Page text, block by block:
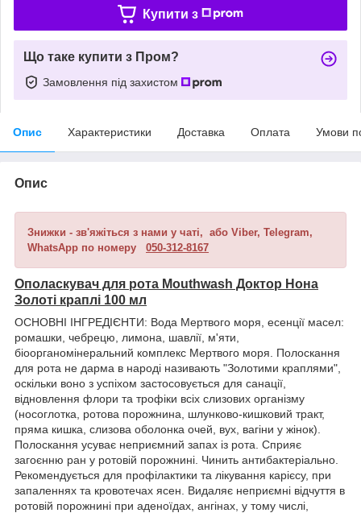
Купити з
Що таке купити з Пром?
Замовлення під захистом
Опис Характеристики Доставка Оплата Умови
Опис
Знижки - зв'яжіться з нами у чаті, або Viber, Telegram,
WhatsApp по номеру 050-312-8167
Ополаскувач для рота Mouthwash Доктор Нона
Золоті краплі 100 мл
ОСНОВНІ ІНГРЕДІЄНТИ: Вода Мертвого моря, есенції масел:
ромашки, чебрецю, лимона, шавлії, м'яти,
біоорганомінеральний комплекс Мертвого моря. Полоскання
для рота не дарма в народі називають "Золотими краплями",
оскільки воно з успіхом застосовується для санації,
відновлення флори та трофіки всіх слизових організму
(носоглотка, ротова порожнина, шлунково-кишковий тракт,
пряма кишка, слизова оболонка очей, вух, вагіни у жінок).
Полоскання усуває неприємний запах із рота. Сприяє
загоєнню ран у ротовій порожнині. Чинить антибактеріально.
Рекомендується для профілактики та лікування карієсу, при
запаленнях та кровотечах ясен. Видаляє неприємні відчуття в
ротовій порожнині при аденоїдах, ангінах, у тому числі,